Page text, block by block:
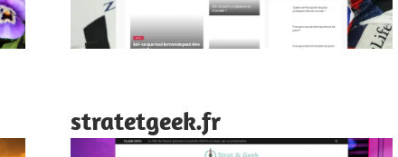
stratetgeek.fr